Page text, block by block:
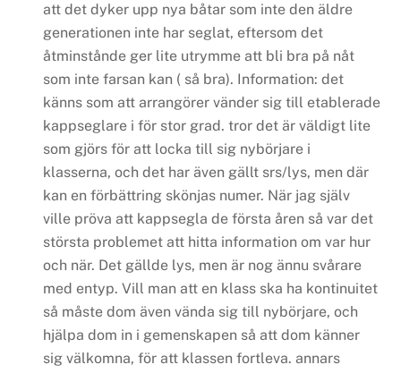
att det dyker upp nya båtar som inte den äldre
generationen inte har seglat, eftersom det
åtminstånde ger lite utrymme att bli bra på nåt
som inte farsan kan ( så bra). Information: det
känns som att arrangörer vänder sig till etablerade
kappseglare i för stor grad. tror det är väldigt lite
som gjörs för att locka till sig nybörjare i
klasserna, och det har även gällt srs/lys, men där
kan en förbättring skönjas numer. När jag själv
ville pröva att kappsegla de första åren så var det
största problemet att hitta information om var hur
och när. Det gällde lys, men är nog ännu svårare
med entyp. Vill man att en klass ska ha kontinuitet
så måste dom även vända sig till nybörjare, och
hjälpa dom in i gemenskapen så att dom känner
sig välkomna, för att klassen fortleva. annars